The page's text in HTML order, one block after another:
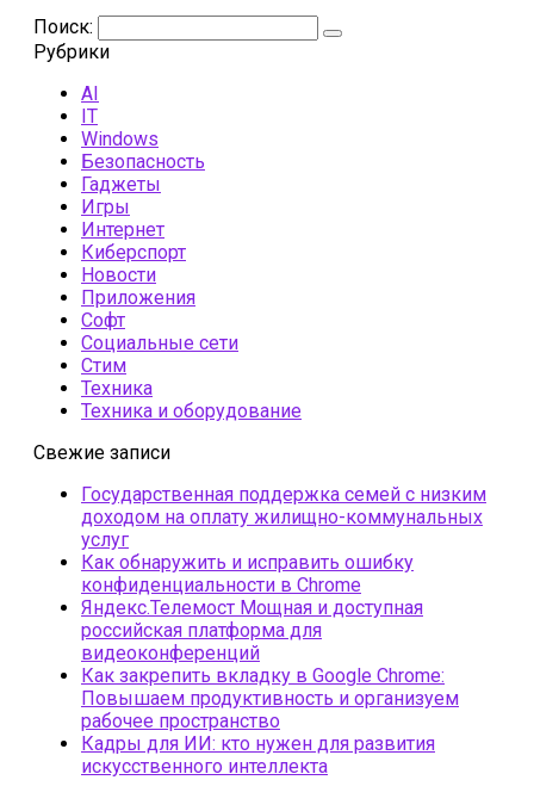
Поиск:
Рубрики
AI
IT
Windows
Безопасность
Гаджеты
Игры
Интернет
Киберспорт
Новости
Приложения
Софт
Социальные сети
Стим
Техника
Техника и оборудование
Свежие записи
Государственная поддержка семей с низким
доходом на оплату жилищно-коммунальных
услуг
Как обнаружить и исправить ошибку
конфиденциальности в Chrome
Яндекс.Телемост Мощная и доступная
российская платформа для
видеоконференций
Как закрепить вкладку в Google Chrome:
Повышаем продуктивность и организуем
рабочее пространство
Кадры для ИИ: кто нужен для развития
искусственного интеллекта